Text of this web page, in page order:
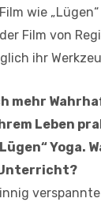
wie
Film von
ihr
mehr
Leben
Yoga.
Unterricht?